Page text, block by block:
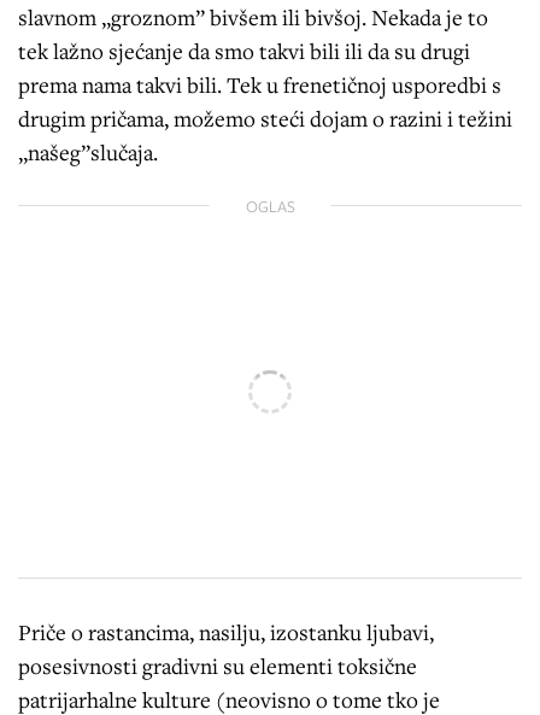
slavnom „groznom” bivšem ili bivšoj. Nekada je to
tek lažno sjećanje da smo takvi bili ili da su drugi
prema nama takvi bili. Tek u frenetičnoj usporedbi s
drugim pričama, možemo steći dojam o razini i težini
„našeg”slučaja.
OGLAS
Priče o rastancima, nasilju, izostanku ljubavi,
posesivnosti gradivni su elementi toksične
patrijarhalne kulture (neovisno o tome tko je